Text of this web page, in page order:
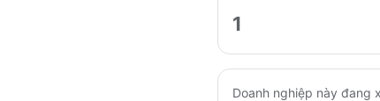
1
Doanh nghiệp này đang